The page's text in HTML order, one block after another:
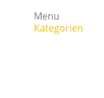
Menu
Kategorien